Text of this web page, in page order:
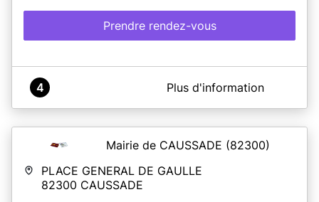
Prendre rendez-vous
A propos de Mairie de L'HONOR-DE-COS
4 Plus d'information
Mairie de CAUSSADE (82300)
PLACE GENERAL DE GAULLE
82300 CAUSSADE